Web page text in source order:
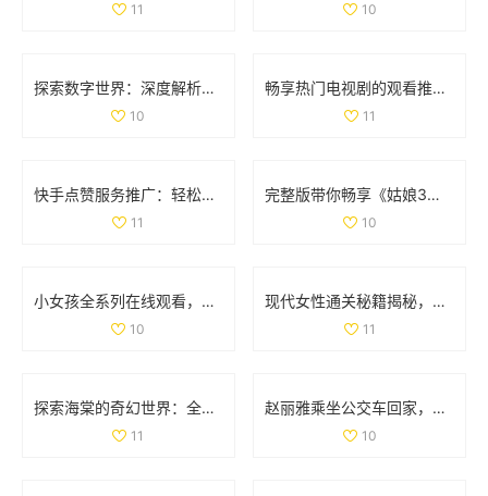
11 10
探索数字世界：深度解析35与дода的奇妙结合
10
畅享热门电视剧的观看推荐，77777免费观看尽在其中
11
快手点赞服务推广：轻松获取双重点赞的自助平台指南
11
完整版带你畅享《姑娘3》精彩剧情与国语配音全纪录
10
小女孩全系列在线观看，畅享高清精彩内容尽在掌握
10
现代女性通关秘籍揭秘，如何轻松完成文字找茬挑战
11
探索海棠的奇幻世界：全新游戏体验等你来揭晓
11
赵丽雅乘坐公交车回家，展现真实亲民的一面
10